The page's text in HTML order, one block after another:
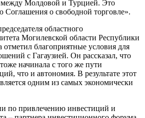
Молдовой и Турцией. Это
Соглашения о свободной торговле».
областного
Могилевской области Республики
отметил благоприятные условия для
с Гагаузией. Он рассказал, что
начинала с того же пути
что и автономия. В результате этот
одним из самых экономически
по привлечению инвестиций и